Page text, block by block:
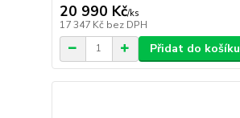
20 990 Kč/ks
17 347 Kč bez DPH
Přidat do košíku